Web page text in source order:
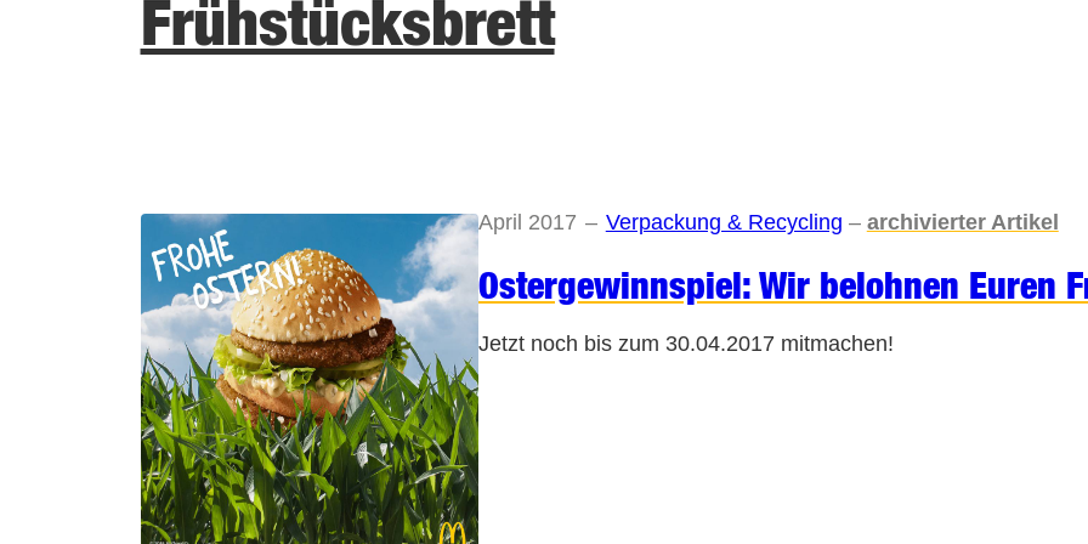
Frühstücksbrett
April 2017 – Verpackung & Recycling – archivierter Artikel
Ostergewinnspiel: Wir belohnen Euren
Jetzt noch bis zum 30.04.2017 mitmachen!